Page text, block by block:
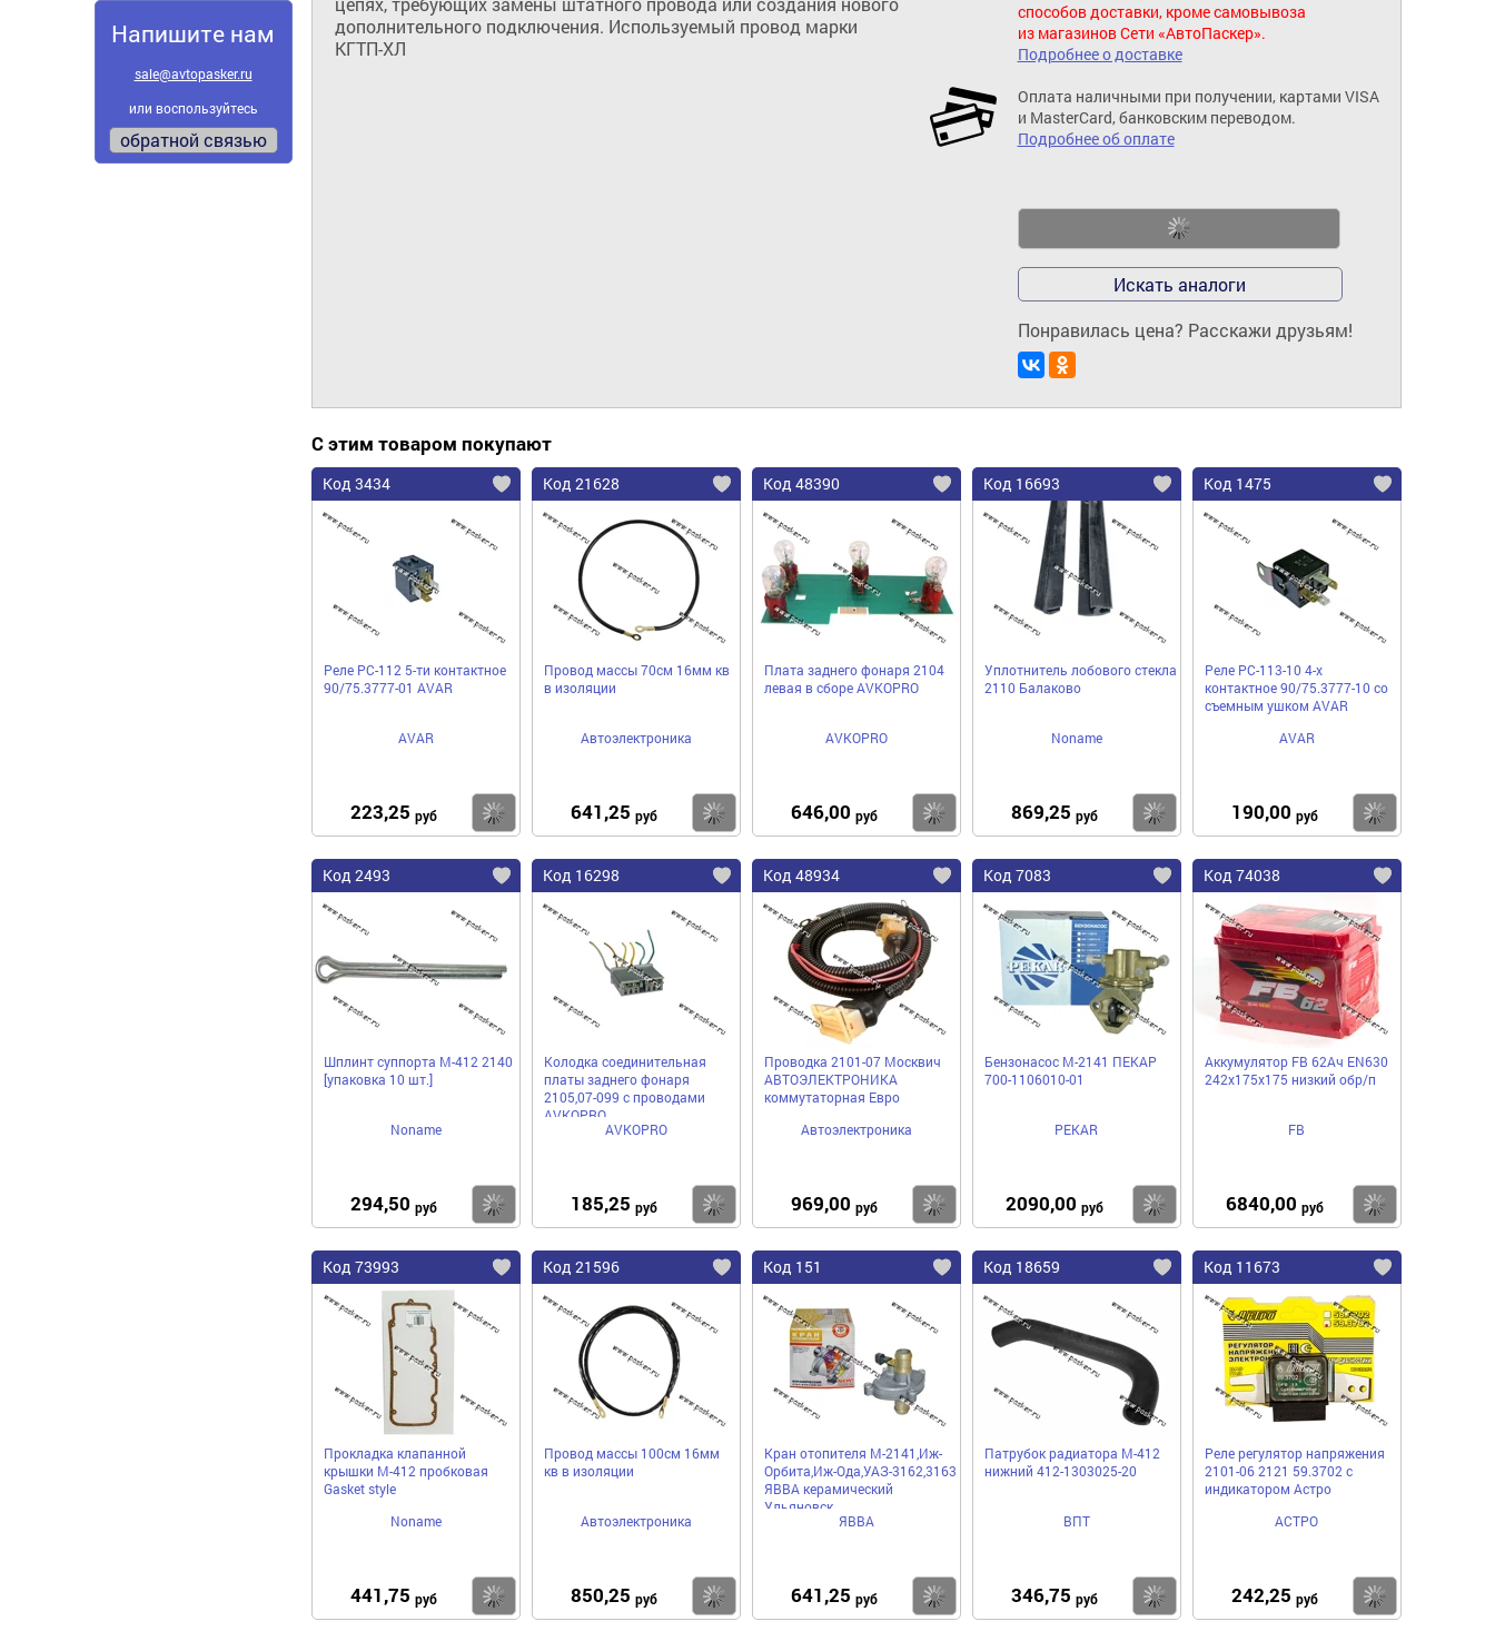
Напишите нам
sale@avtopasker.ru
или воспользуйтесь
обратной связью
способов доставки, кроме самовывоза
из магазинов Сети «АвтоПаскер».
Подробнее о доставке
Оплата наличными при получении, картами VISA
и MasterCard, банковским переводом.
Подробнее об оплате
Искать аналоги
Понравилась цена? Расскажи друзьям!
дополнительного подключения. Используемый провод марки
КГТП-ХЛ
С этим товаром покупают
Код 3434
Реле РС-112 5-ти контактное
90/75.3777-01 AVAR
AVAR
223,25 руб Купить
Код 21628
Провод массы 70cм 16мм кв
в изоляции
Автоэлектроника
641,25 руб Купить
Код 48390
Плата заднего фонаря 2104
левая в сборе AVKOPRO
AVKOPRO
646,00 руб Купить
Код 16693
Уплотнитель лобового стекла
2110 Балаково
Noname
869,25 руб Купить
Код 1475
Реле РС-113-10 4-х
контактное 90/75.3777-10 со
съемным ушком AVAR
AVAR
190,00 руб
Код 2493
Шплинт суппорта М-412 2140
[упаковка 10 шт.]
Noname
294,50 руб Купить
Код 16298
Колодка соединительная
платы заднего фонаря
2105,07-099 с проводами
AVKOPRO
AVKOPRO
185,25 руб Купить
Код 48934
Проводка 2101-07 Москвич
АВТОЭЛЕКТРОНИКА
коммутаторная Евро
Автоэлектроника
969,00 руб Купить
Код 7083
Бензонасос М-2141 ПЕКАР
700-1106010-01
PEKAR
2090,00 руб Купить
Код 74038
Аккумулятор FB 62Ач EN630
242х175х175 низкий обр/п
FB
6840,00 руб
Код 73993
Прокладка клапанной
крышки М-412 пробковая
Gasket style
Noname
441,75 руб Купить
Код 21596
Провод массы 100cм 16мм
кв в изоляции
Автоэлектроника
850,25 руб Купить
Код 151
Кран отопителя М-2141,Иж-
Орбита,Иж-Ода,УАЗ-3162,3163
ЯВВА керамический
Ульяновск
ЯВВА
641,25 руб Купить
Код 18659
Патрубок радиатора М-412
нижний 412-1303025-20
ВПТ
346,75 руб Купить
Код 11673
Реле регулятор напряжения
2101-06 2121 59.3702 с
индикатором Астро
АСТРО
242,25 руб